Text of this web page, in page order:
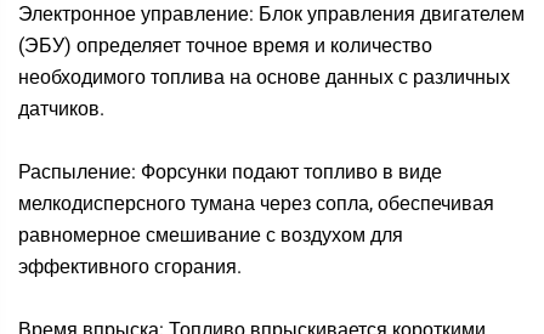
Электронное управление: Блок управления двигателем
(ЭБУ) определяет точное время и количество
необходимого топлива на основе данных с различных
датчиков.
Распыление: Форсунки подают топливо в виде
мелкодисперсного тумана через сопла, обеспечивая
равномерное смешивание с воздухом для
эффективного сгорания.